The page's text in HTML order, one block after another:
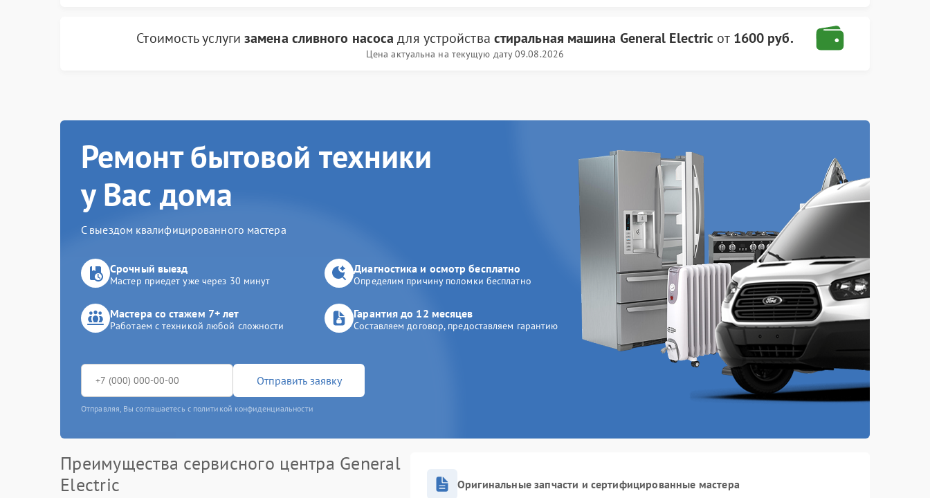
Стоимость услугизамена сливного насоса для устройства стиральная машина General Electric от 1600 руб.
Цена актуальна на текущую дату 09.08.2026
Ремонт бытовой техники
у Вас дома
С выездом квалифицированного мастера
Срочный выезд
Мастер приедет уже через 30 минут
Диагностика и осмотр бесплатно
Определим причину поломки бесплатно
Мастера со стажем 7+ лет
Работаем с техникой любой сложности
Гарантия до 12 месяцев
Составляем договор, предоставляем гарантию
Отправить заявку
Отправляя, Вы соглашаетесь с политикой конфиденциальности
Преимущества сервисного центра General
Electric
Оригинальные запчасти и сертифицированные мастера